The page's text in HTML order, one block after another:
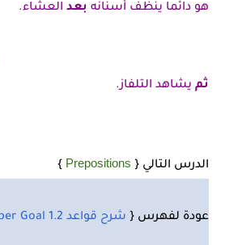
هو دائما ينظف أسنانه بعد العشاء.
ثم يشاهد التلفاز.
الدرس التالي { Prepositions
}
عودة لفهرس { شرح قواعد 1.2 Super Goal